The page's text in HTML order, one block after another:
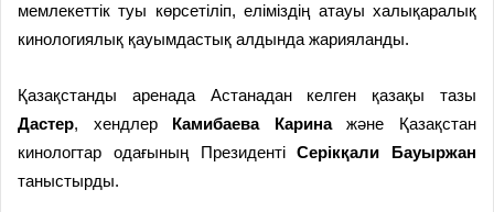
мемлекеттік туы көрсетіліп, еліміздің атауы халықаралық
кинологиялық қауымдастық алдында жарияланды.
Қазақстанды аренада Астанадан келген қазақы тазы
Дастер, хендлер Камибаева Каринажәне Қазақстан
кинологтар одағының ПрезидентіСерікқали Бауыржан
таныстырды.